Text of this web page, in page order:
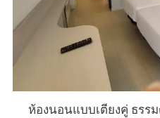
ห้องนอนแบบเตียงคู่ ธรร